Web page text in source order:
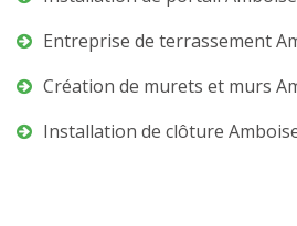
Entreprise de terrassement
Création de murets et murs
Installation de clôture